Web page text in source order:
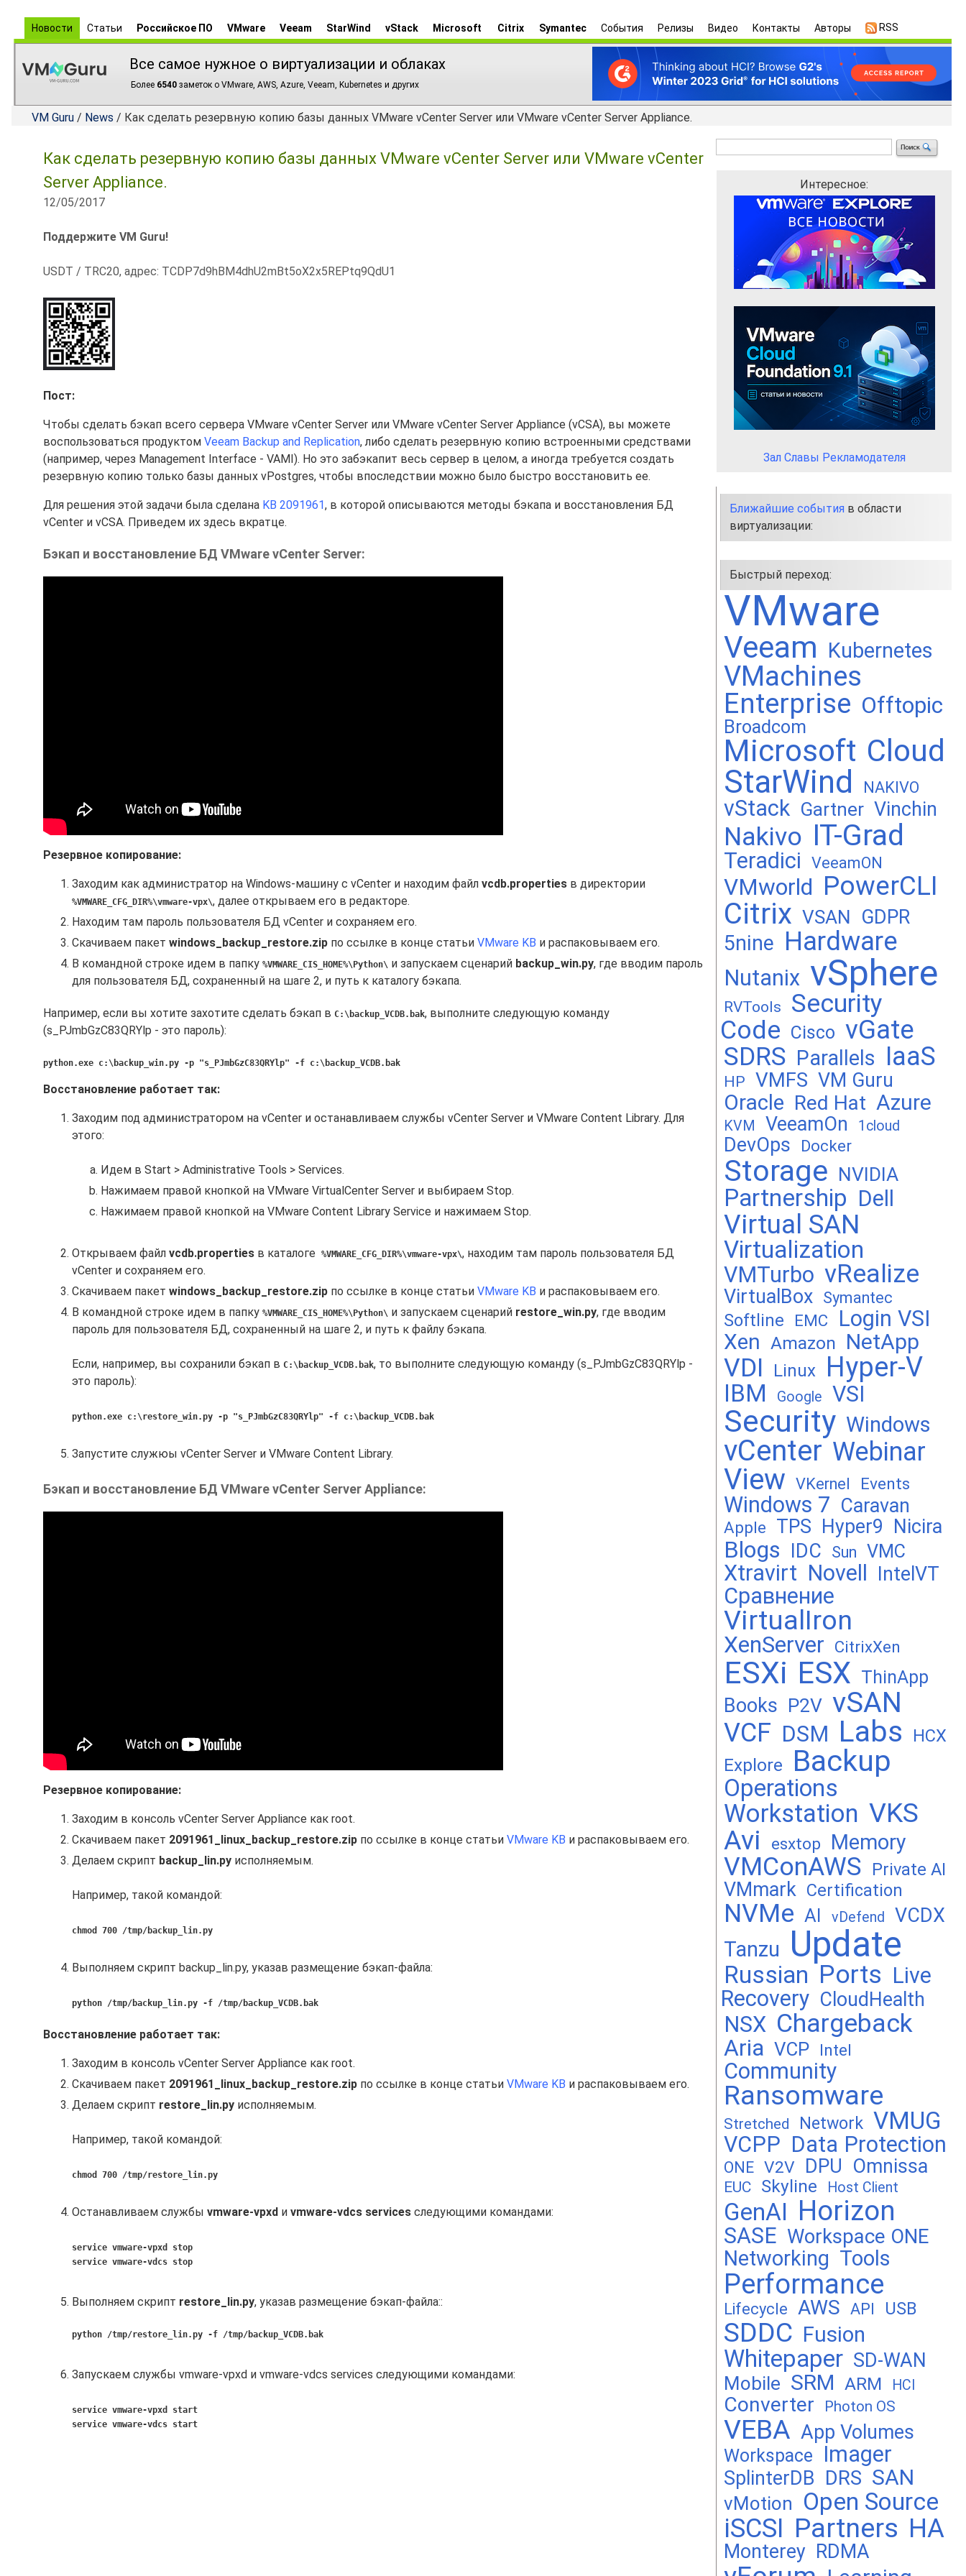
Новости Статьи Российское ПО VMware Veeam StarWind vStack Microsoft Citrix Symantec События Релизы Видео Контакты Авторы RSS
Все самое нужное о виртуализации и облаках
Более 6540 заметок о VMware, AWS, Azure, Veeam, Kubernetes и других
VM Guru / News / Как сделать резервную копию базы данных VMware vCenter Server или VMware vCenter Server Appliance.
Как сделать резервную копию базы данных VMware vCenter Server или VMware vCenter
Server Appliance.
12/05/2017
Поддержите VM Guru!
USDT / TRC20, адрес: TCDP7d9hBM4dhU2mBt5oX2x5REPtq9QdU1
Пост:
Чтобы сделать бэкап всего сервера VMware vCenter Server или VMware vCenter Server Appliance (vCSA), вы можете
воспользоваться продуктом Veeam Backup and Replication, либо сделать резервную копию встроенными средствами
(например, через Management Interface - VAMI). Но это забэкапит весь сервер в целом, а иногда требуется создать
резервную копию только базы данных vPostgres, чтобы впоследствии можно было быстро восстановить ее.
Для решения этой задачи была сделана KB 2091961, в которой описываются методы бэкапа и восстановления БД
vCenter и vCSA. Приведем их здесь вкратце.
Бэкап и восстановление БД VMware vCenter Server:
Резервное копирование:
Заходим как администратор на Windows-машину с vCenter и находим файл vcdb.properties в директории
%VMWARE_CFG_DIR%\vmware-vpx\, далее открываем его в редакторе.
Находим там пароль пользователя БД vCenter и сохраняем его.
Скачиваем пакет windows_backup_restore.zip по ссылке в конце статьи VMware KB и распаковываем его.
В командной строке идем в папку %VMWARE_CIS_HOME%\Python\ и запускаем сценарий backup_win.py, где вводим пароль
для пользователя БД, сохраненный на шаге 2, и путь к каталогу бэкапа.
Например, если вы хотите захотите сделать бэкап в C:\backup_VCDB.bak, выполните следующую команду
(s_PJmbGzC83QRYlp - это пароль):
python.exe c:\backup_win.py -p "s_PJmbGzC83QRYlp" -f c:\backup_VCDB.bak
Восстановление работает так:
Заходим под администратором на vCenter и останавливаем службы vCenter Server и VMware Content Library. Для
этого:
Идем в Start > Administrative Tools > Services.
Нажимаем правой кнопкой на VMware VirtualCenter Server и выбираем Stop.
Нажимаем правой кнопкой на VMware Content Library Service и нажимаем Stop.
Открываем файл vcdb.properties в каталоге %VMWARE_CFG_DIR%\vmware-vpx\, находим там пароль пользователя БД
vCenter и сохраняем его.
Скачиваем пакет windows_backup_restore.zip по ссылке в конце статьи VMware KB и распаковываем его.
В командной строке идем в папку %VMWARE_CIS_HOME%\Python\ и запускаем сценарий restore_win.py, где вводим
пароль для пользователя БД, сохраненный на шаге 2, и путь к файлу бэкапа.
Если, например, вы сохранили бэкап в C:\backup_VCDB.bak, то выполните следующую команду (s_PJmbGzC83QRYlp -
это пароль):
python.exe c:\restore_win.py -p "s_PJmbGzC83QRYlp" -f c:\backup_VCDB.bak
Запустите служюы vCenter Server и VMware Content Library.
Бэкап и восстановление БД VMware vCenter Server Appliance:
Резервное копирование:
Заходим в консоль vCenter Server Appliance как root.
Скачиваем пакет 2091961_linux_backup_restore.zip по ссылке в конце статьи VMware KB и распаковываем его.
Делаем скрипт backup_lin.py исполняемым.
Например, такой командой:
chmod 700 /tmp/backup_lin.py
Выполняем скрипт backup_lin.py, указав размещение бэкап-файла:
python /tmp/backup_lin.py -f /tmp/backup_VCDB.bak
Восстановление работает так:
Заходим в консоль vCenter Server Appliance как root.
Скачиваем пакет 2091961_linux_backup_restore.zip по ссылке в конце статьи VMware KB и распаковываем его.
Делаем скрипт restore_lin.py исполняемым.
Например, такой командой:
chmod 700 /tmp/restore_lin.py
Останавливаем службы vmware-vpxd и vmware-vdcs services следующими командами:
service vmware-vpxd stop
service vmware-vdcs stop
Выполняем скрипт restore_lin.py, указав размещение бэкап-файла::
python /tmp/restore_lin.py -f /tmp/backup_VCDB.bak
Запускаем службы vmware-vpxd и vmware-vdcs services следующими командами:
service vmware-vpxd start
service vmware-vdcs start
Интересное:
Зал Славы Рекламодателя
Ближайшие события в области
виртуализации:
Быстрый переход:
VMware
Veeam Kubernetes
VMachines
Enterprise Offtopic
Broadcom
Microsoft Cloud
StarWind NAKIVO
vStack Gartner Vinchin
Nakivo IT-Grad
Teradici VeeamON
VMworld PowerCLI
Citrix VSAN GDPR
5nine Hardware
Nutanix vSphere
RVTools
Security
Code Cisco vGate
SDRS Parallels IaaS
HP VMFS VM Guru
Oracle Red Hat Azure
KVM VeeamOn 1cloud
DevOps Docker
Storage NVIDIA
Partnership Dell
Virtual SAN
Virtualization
VMTurbo vRealize
VirtualBox Symantec
Softline EMC
Login VSI
Xen Amazon NetApp
VDI Linux Hyper-V
IBM Google VSI
Security Windows
vCenter Webinar
View VKernel Events
Windows 7 Caravan
Apple TPS Hyper9 Nicira
Blogs IDC Sun VMC
Xtravirt Novell IntelVT
Сравнение
VirtualIron
XenServer CitrixXen
ESXi ESX ThinApp
Books P2V vSAN
VCF DSM Labs HCX
Explore Backup
Operations
Workstation VKS
Avi
esxtop Memory
VMConAWS Private AI
VMmark Certification
NVMe AI vDefend VCDX
Tanzu Update
Russian Ports Live
Recovery CloudHealth
NSX Chargeback
Aria VCP Intel
Community
Ransomware
Stretched Network VMUG
VCPP Data Protection
ONE V2V DPU Omnissa
EUC Skyline Host Client
GenAI Horizon
SASE Workspace ONE
Networking Tools
Performance
Lifecycle AWS API USB
SDDC Fusion
Whitepaper SD-WAN
Mobile SRM ARM HCI
Converter Photon OS
VEBA App Volumes
Workspace Imager
SplinterDB DRS SAN
vMotion Open Source
iSCSI Partners HA
Monterey RDMA